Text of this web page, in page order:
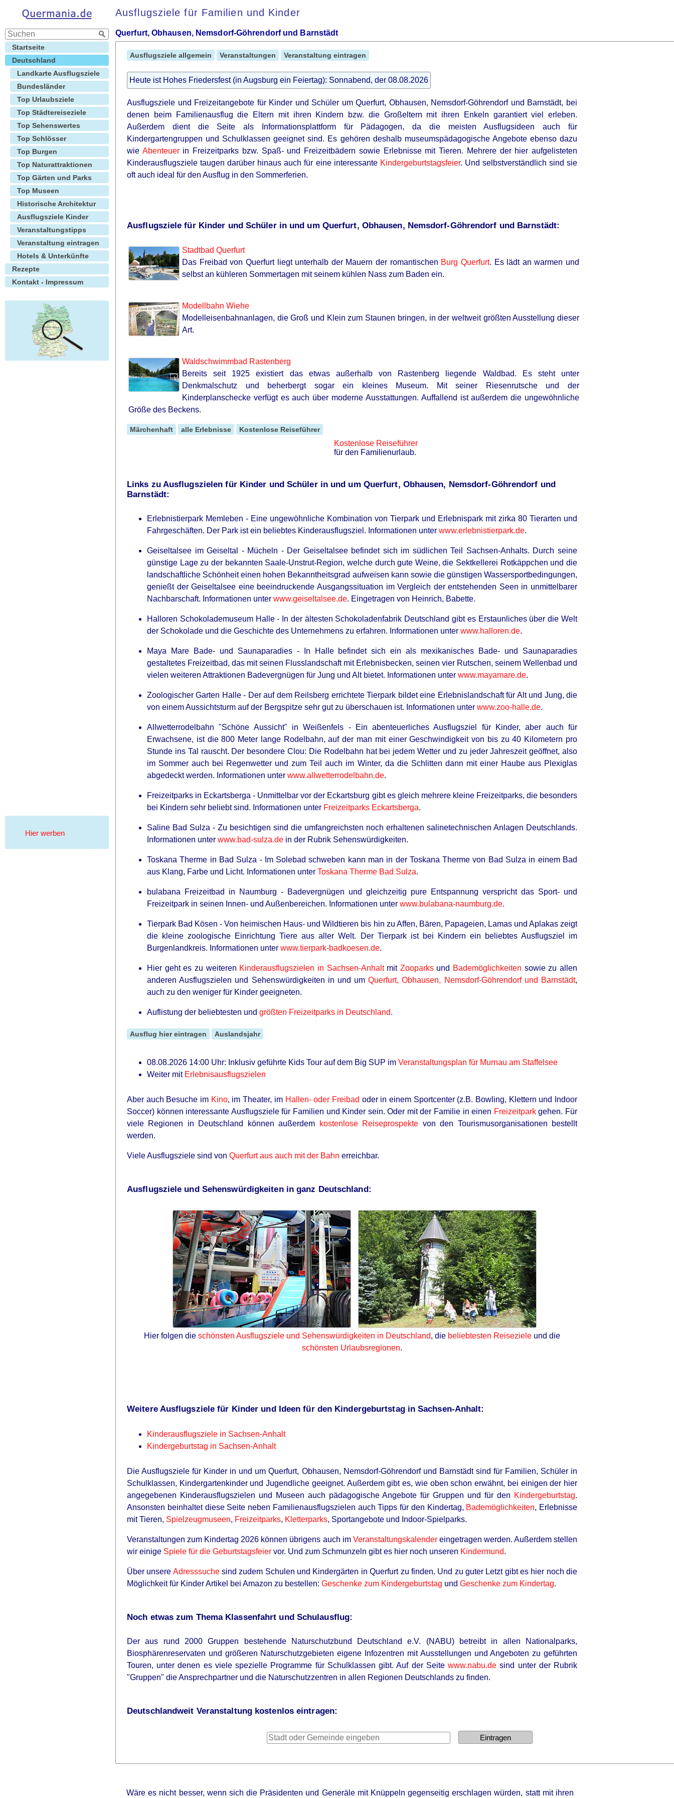
Ausflugsziele für Familien und Kinder
Querfurt, Obhausen, Nemsdorf-Göhrendorf und Barnstädt
Ausflugsziele allgemein Veranstaltungen Veranstaltung eintragen
Heute ist Hohes Friedersfest (in Augsburg ein Feiertag): Sonnabend, der 08.08.2026
Ausflugsziele und Freizeitangebote für Kinder und Schüler um Querfurt, Obhausen, Nemsdorf-Göhrendorf und Barnstädt, bei
denen beim Familienausflug die Eltern mit ihren Kindern bzw. die Großeltern mit ihren Enkeln garantiert viel erleben.
Außerdem dient die Seite als Informationsplattform für Pädagogen, da die meisten Ausflugsideen auch für
Kindergartengruppen und Schulklassen geeignet sind. Es gehören deshalb museumspädagogische Angebote ebenso dazu
wie Abenteuerin Freizeitparks bzw. Spaß- und Freizeitbädern sowie Erlebnisse mit Tieren. Mehrere der hier aufgelisteten
Kinderausflugsziele taugen darüber hinaus auch für eine interessante Kindergeburtstagsfeier. Und selbstverständlich sind sie
oft auch ideal für den Ausflug in den Sommerferien.
Ausflugsziele für Kinder und Schüler in und um Querfurt, Obhausen, Nemsdorf-Göhrendorf und Barnstädt:
Stadtbad Querfurt
Das Freibad von Querfurt liegt unterhalb der Mauern der romantischen Burg Querfurt. Es lädt an warmen und
selbst an kühleren Sommertagen mit seinem kühlen Nass zum Baden ein.
Modellbahn Wiehe
Modelleisenbahnanlagen, die Groß und Klein zum Staunen bringen, in der weltweit größten Aus­stel­lung dieser
Art.
Waldschwimmbad Rastenberg
Bereits seit 1925 existiert das etwas außerhalb von Rastenberg liegende Waldbad. Es steht unter
Denkmalschutz und beherbergt sogar ein kleines Museum. Mit seiner Riesenrutsche und der
Kinderplanschecke verfügt es auch über moderne Ausstattungen. Auffallend ist außerdem die ungewöhnliche
Größe des Beckens.
Märchenhaft alle Erlebnisse Kostenlose Reiseführer
Kostenlose Reiseführer
für den Familienurlaub.
Links zu Ausflugszielen für Kinder und Schüler in und um Querfurt, Obhausen, Nemsdorf-Göhrendorf und
Barnstädt:
Erlebnistierpark Memleben - Eine ungewöhnliche Kombination von Tierpark und Erlebnispark mit zirka 80 Tierarten und
Fahrgeschäften. Der Park ist ein beliebtes Kinderausflugsziel. Informationen unter www.erlebnistierpark.de.
Geiseltalsee im Geiseltal - Mücheln - Der Geiseltalsee befindet sich im südlichen Teil Sachsen-Anhalts. Durch seine
günstige Lage zu der bekannten Saale-Unstrut-Region, welche durch gute Weine, die Sektkellerei Rotkäppchen und die
landschaftliche Schönheit einen hohen Bekanntheitsgrad aufweisen kann sowie die günstigen Wassersportbedingungen,
genießt der Geiseltalsee eine beeindruckende Ausgangssituation im Vergleich der entstehenden Seen in unmittelbarer
Nachbarschaft. Informationen unter www.geiseltalsee.de. Eingetragen von Heinrich, Babette.
Halloren Schokolademuseum Halle - In der ältesten Schokoladenfabrik Deutschland gibt es Erstaunliches über die Welt
der Schokolade und die Geschichte des Unternehmens zu erfahren. Informationen unter www.halloren.de.
Maya Mare Bade- und Saunaparadies - In Halle befindet sich ein als mexikanisches Bade- und Saunaparadies
gestaltetes Freizeitbad, das mit seinen Flusslandschaft mit Erlebnisbecken, seinen vier Rutschen, seinem Wellenbad und
vielen weiteren Attraktionen Badevergnügen für Jung und Alt bietet. Informationen unter www.mayamare.de.
Zoologischer Garten Halle - Der auf dem Reilsberg errichtete Tierpark bildet eine Erlebnislandschaft für Alt und Jung, die
von einem Aussichtsturm auf der Bergspitze sehr gut zu überschauen ist. Informationen unter www.zoo-halle.de.
Allwetterrodelbahn "Schöne Aussicht" in Weißenfels - Ein abenteuerliches Ausflugsziel für Kinder, aber auch für
Erwachsene, ist die 800 Meter lange Rodelbahn, auf der man mit einer Geschwindigkeit von bis zu 40 Kilometern pro
Stunde ins Tal rauscht. Der besondere Clou: Die Rodelbahn hat bei jedem Wetter und zu jeder Jahreszeit geöffnet, also
im Sommer auch bei Regenwetter und zum Teil auch im Winter, da die Schlitten dann mit einer Haube aus Plexiglas
abgedeckt werden. Informationen unter www.allwetterrodelbahn.de.
Freizeitparks in Eckartsberga - Unmittelbar vor der Eckartsburg gibt es gleich mehrere kleine Freizeitparks, die besonders
bei Kindern sehr beliebt sind. Informationen unter Freizeitparks Eckartsberga.
Saline Bad Sulza - Zu besichtigen sind die umfangreichsten noch erhaltenen salinetechnischen Anlagen Deutschlands.
Informationen unter www.bad-sulza.de in der Rubrik Sehenswürdigkeiten.
Toskana Therme in Bad Sulza - Im Solebad schweben kann man in der Toskana Therme von Bad Sulza in einem Bad
aus Klang, Farbe und Licht. Informationen unter Toskana Therme Bad Sulza.
bulabana Freizeitbad in Naumburg - Badevergnügen und gleichzeitig pure Entspannung verspricht das Sport- und
Freizeitpark in seinen Innen- und Außenbereichen. Informationen unter www.bulabana-naumburg.de.
Tierpark Bad Kösen - Von heimischen Haus- und Wildtieren bis hin zu Affen, Bären, Papageien, Lamas und Aplakas zeigt
die kleine zoologische Einrichtung Tiere aus aller Welt. Der Tierpark ist bei Kindern ein beliebtes Ausflugsziel im
Burgenlandkreis. Informationen unter www.tierpark-badkoesen.de.
Hier geht es zu weiteren Kinderausflugszielen in Sachsen-Anhaltmit Zooparksund Bademöglichkeiten sowie zu allen
anderen Ausflugszielen und Sehenswürdigkeiten in und umQuerfurt, Obhausen, Nemsdorf-Göhrendorf und Barnstädt,
auch zu den weniger für Kinder geeigneten.
Auflistung der beliebtesten und größten Freizeitparks in Deutschland.
Ausflug hier eintragen Auslandsjahr
08.08.2026 14:00 Uhr: Inklusiv geführte Kids Tour auf dem Big SUP im Veranstaltungsplan für Murnau am Staffelsee
Weiter mit Erlebnisausflugszielen
Aber auch Besuche im Kino, im Theater, im Hallen- oder Freibad oder in einem Sportcenter (z.B. Bowling, Klettern und Indoor
Soccer) können interessante Ausflugsziele für Familien und Kinder sein. Oder mit der Familie in einen Freizeitparkgehen. Für
viele Regionen in Deutschland können außerdem
kostenlose Reiseprospekte von den Tourismusorganisationen bestellt
werden.
Viele Ausflugsziele sind von Querfurt aus auch mit der Bahn erreichbar.
Ausflugsziele und Sehenswürdigkeiten in ganz Deutschland:
Hier folgen die schönsten Ausflugsziele und Sehenswürdigkeiten in Deutschland, die beliebtesten Reiseziele und die
schönsten Urlaubsregionen.
Weitere Ausflugsziele für Kinder und Ideen für den Kindergeburtstag in Sachsen-Anhalt:
Kinderausflugsziele in Sachsen-Anhalt
Kindergeburtstag in Sachsen-Anhalt
Die Ausflugsziele für Kinder in und um Querfurt, Obhausen, Nemsdorf-Göhrendorf und Barnstädt sind für Familien, Schüler in
Schulklassen, Kindergartenkinder und Jugendliche geeignet. Außerdem gibt es, wie oben schon erwähnt, bei einigen der hier
angegebenen Kinderausflugszielen und Museen auch pädagogische Angebote für Gruppen und für den Kindergeburtstag.
Ansonsten beinhaltet diese Seite neben Familienausflugszielen auch Tipps für den Kindertag, Bademöglichkeiten, Erlebnisse
mit Tieren, Spielzeugmuseen, Freizeitparks, Kletterparks, Sportangebote und Indoor-Spielparks.
Veranstaltungen zum Kindertag 2026 können übrigens auch im Veranstaltungskalendereingetragen werden. Außerdem stellen
wir einige Spiele für die Geburtstagsfeier vor. Und zum Schmunzeln gibt es hier noch unseren Kindermund.
Über unsere Adresssuchesind zudem Schulen und Kindergärten in Querfurt zu finden. Und zu guter Letzt gibt es hier noch die
Möglichkeit für Kinder Artikel bei Amazon zu bestellen: Geschenke zum Kindergeburtstag und Geschenke zum Kindertag.
Noch etwas zum Thema Klassenfahrt und Schulausflug:
Der aus rund 2000 Gruppen bestehende Naturschutzbund Deutschland e.V. (NABU) betreibt in allen Nationalparks,
Biosphärenreservaten und größeren Naturschutzgebieten eigene Infozentren mit Ausstellungen und Angeboten zu geführten
Touren, unter denen es viele spezielle Programme für Schulklassen gibt. Auf der Seitewww.nabu.de sind unter der Rubrik
"Gruppen" die Ansprechpartner und die Naturschutzzentren in allen Regionen Deutschlands zu finden.
Deutschlandweit Veranstaltung kostenlos eintragen:
Wäre es nicht besser, wenn sich die Präsidenten und Generäle mit Knüppeln gegenseitig erschlagen würden, statt mit ihren
Hier werben
Startseite
Deutschland
Landkarte Ausflugsziele
Bundesländer
Top Urlaubsziele
Top Städtereiseziele
Top Sehenswertes
Top Schlösser
Top Burgen
Top Naturattraktionen
Top Gärten und Parks
Top Museen
Historische Architektur
Ausflugsziele Kinder
Veranstaltungstipps
Veranstaltung eintragen
Hotels & Unterkünfte
Rezepte
Kontakt - Impressum